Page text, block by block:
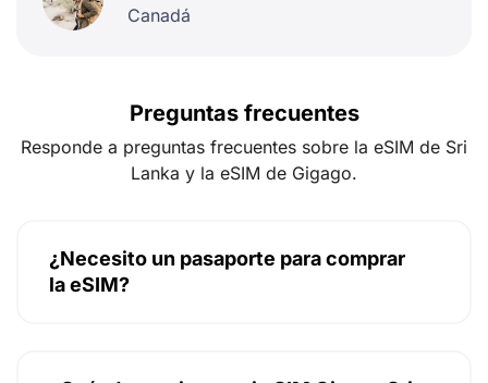
Canadá
Preguntas frecuentes
Responde a preguntas frecuentes sobre la eSIM de Sri
Lanka y la eSIM de Gigago.
¿Necesito un pasaporte para comprar
la eSIM?